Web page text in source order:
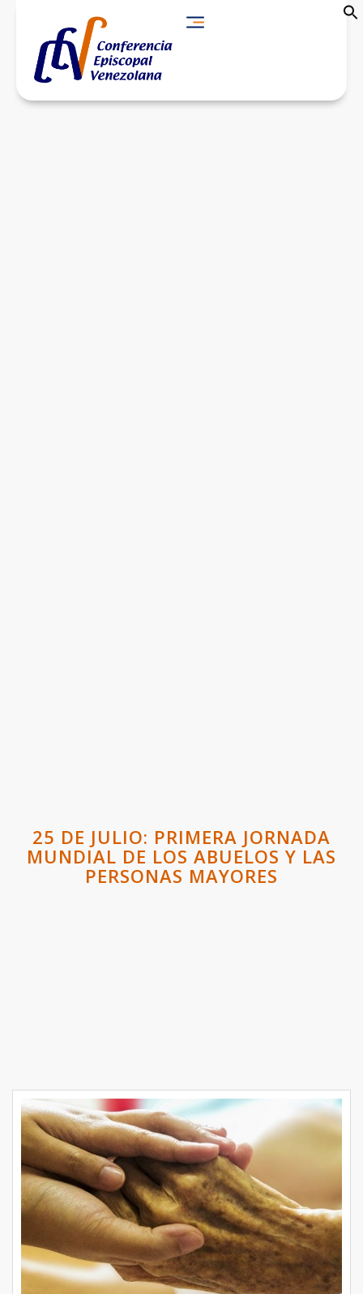
25 DE JULIO: PRIMERA JORNADA
MUNDIAL DE LOS ABUELOS Y LAS
PERSONAS MAYORES